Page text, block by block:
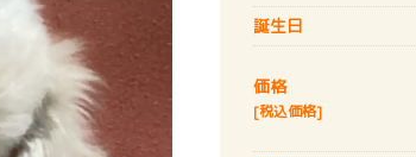
誕生日
価格
[税込価格]